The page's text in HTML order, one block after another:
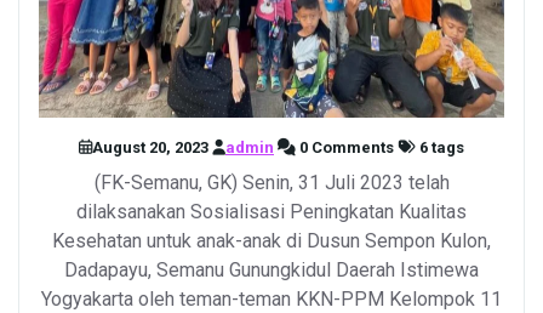
August 20, 2023 admin 0 Comments 6 tags
(FK-Semanu, GK) Senin, 31 Juli 2023 telah
dilaksanakan Sosialisasi Peningkatan Kualitas
Kesehatan untuk anak-anak di Dusun Sempon Kulon,
Dadapayu, Semanu Gunungkidul Daerah Istimewa
Yogyakarta oleh teman-teman KKN-PPM Kelompok 11